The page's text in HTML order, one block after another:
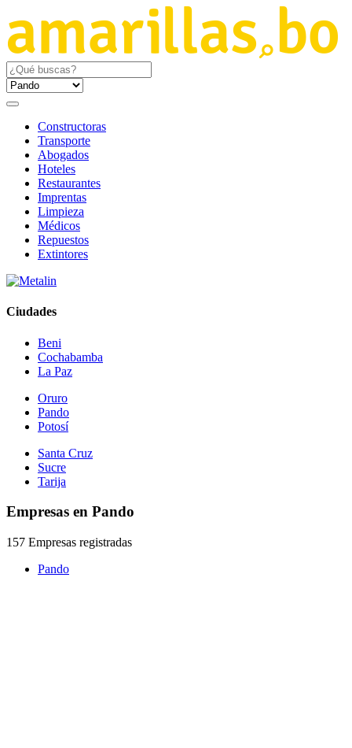
Constructoras
Transporte
Abogados
Hoteles
Restaurantes
Imprentas
Limpieza
Médicos
Repuestos
Extintores
Ciudades
Beni
Cochabamba
La Paz
Oruro
Pando
Potosí
Santa Cruz
Sucre
Tarija
Empresas en Pando
157 Empresas registradas
Pando